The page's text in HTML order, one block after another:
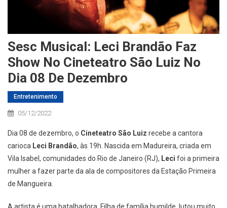
Sesc Musical: Leci Brandão Faz
Show No Cineteatro São Luiz No
Dia 08 De Dezembro
Entretenimento
05/12/2022
Dia 08 de dezembro, o Cineteatro São Luiz recebe a cantora
carioca Leci Brandão, às 19h. Nascida em Madureira, criada em
Vila Isabel, comunidades do Rio de Janeiro (RJ), Leci foi a primeira
mulher a fazer parte da ala de compositores da Estação Primeira
de Mangueira.